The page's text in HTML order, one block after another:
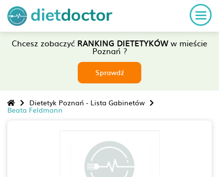
Chcesz zobaczyć RANKING DIETETYKÓWw mieście
Poznań ?
Sprawdź
Dietetyk Poznań - Lista Gabinetów
Beata Feldmann